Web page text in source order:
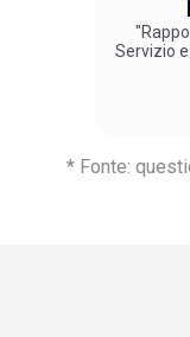
Servizio
* Fonte: